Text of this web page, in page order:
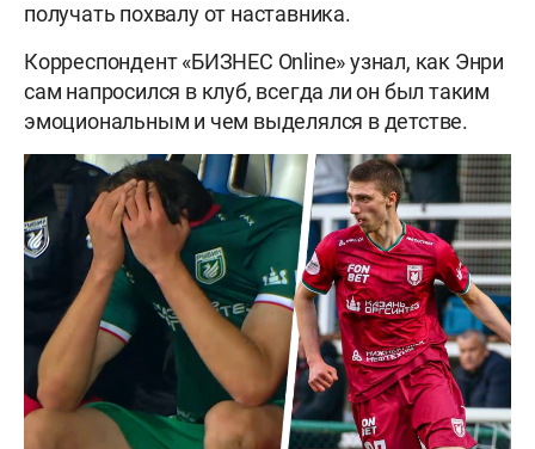
получать похвалу от наставника.
Корреспондент «БИЗНЕС Online» узнал, как Энри
сам напросился в клуб, всегда ли он был таким
эмоциональным и чем выделялся в детстве.